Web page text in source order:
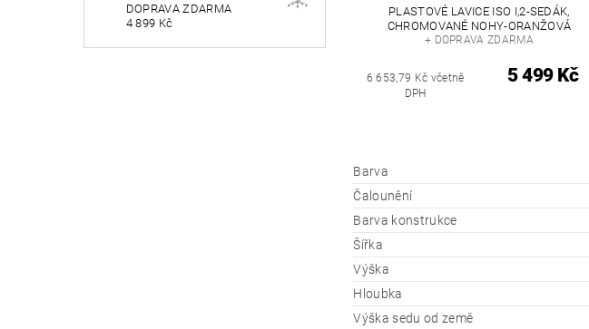
DOPRAVA ZDARMA
4 899 Kč
PLASTOVÉ LAVICE ISO I,2-SEDÁK,
CHROMOVANÉ NOHY-ORANŽOVÁ
+ DOPRAVA ZDARMA
6 653,79 Kč včetně
DPH
5 499 Kč
Barva
Čalounění
Barva konstrukce
Šířka
Výška
Hloubka
Výška sedu od země